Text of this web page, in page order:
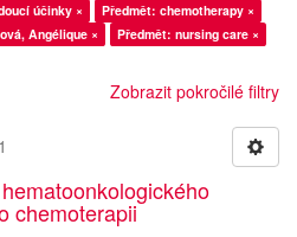
účinky ×
Předmět: chemotherapy ×
Angélique ×
Předmět: nursing care ×
Zobrazit pokročilé filtry
chemoterapii